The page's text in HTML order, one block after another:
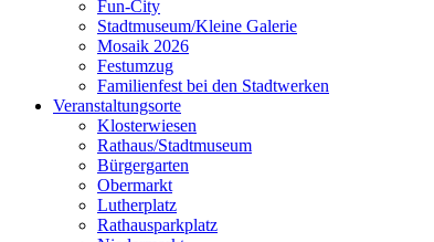
Fun-City
Stadtmuseum/Kleine Galerie
Mosaik 2026
Festumzug
Familienfest bei den Stadtwerken
Veranstaltungsorte
Klosterwiesen
Rathaus/Stadtmuseum
Bürgergarten
Obermarkt
Lutherplatz
Rathausparkplatz